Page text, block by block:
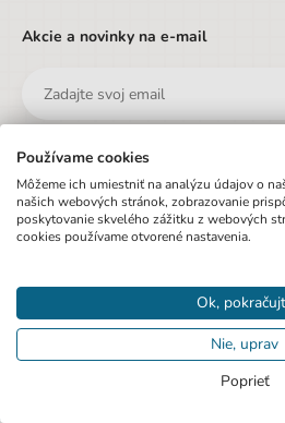
Akcie a novinky na e-mail
Prihlásením na odber newsletteru
© 2020 Pexo.sk
Používame cookies
Môžeme ich umiestniť na analýzu údajov o
našich webových stránok, zobrazovanie
poskytovanie skvelého zážitku z webových
cookies používame otvorené nastavenia.
Ok,
Nie, uprav
Poprieť